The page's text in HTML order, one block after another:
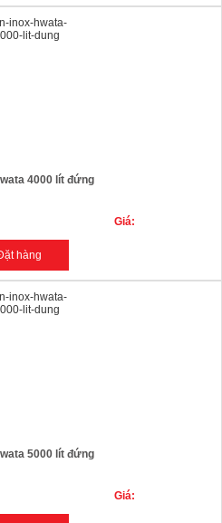
4000 lít đứng
Giá:
5000 lít đứng
Giá: